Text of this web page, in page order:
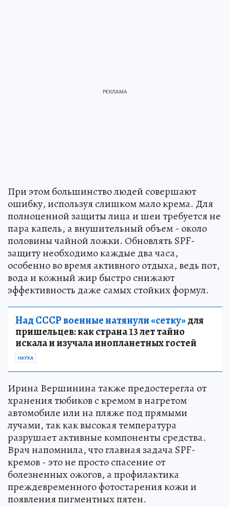
При этом большинство людей совершают
ошибку, используя слишком мало крема. Для
полноценной защиты лица и шеи требуется не
пара капель, а внушительный объем - около
половины чайной ложки. Обновлять SPF-
защиту необходимо каждые два часа,
особенно во время активного отдыха, ведь пот,
вода и кожный жир быстро снижают
эффективность даже самых стойких формул.
Над СССР военные натянули «сетку»для
пришельцев: как страна 13 лет тайно
искала и изучала инопланетных гостей
НАУКА
Ирина Вершинина также предостерегла от
хранения тюбиков с кремом в нагретом
автомобиле или на пляже под прямыми
лучами, так как высокая температура
разрушает активные компоненты средства.
Врач напомнила, что главная задача SPF-
кремов - это не просто спасение от
болезненных ожогов, а профилактика
преждевременного фотостарения кожи и
появления пигментных пятен.